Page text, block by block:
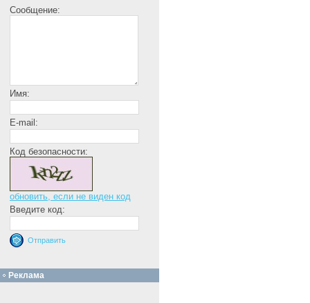
Сообщение:
Имя:
E-mail:
Код безопасности:
обновить, если не виден код
Введите код:
Реклама